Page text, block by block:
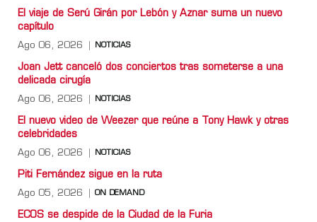
El viaje de Serú Girán por Lebón y Aznar suma un nuevo
capítulo
Ago 06, 2026 NOTICIAS
Joan Jett canceló dos conciertos tras someterse a una
delicada cirugía
Ago 06, 2026 NOTICIAS
El nuevo video de Weezer que reúne a Tony Hawk y otras
celebridades
Ago 06, 2026 NOTICIAS
Piti Fernández sigue en la ruta
Ago 05, 2026 ON DEMAND
ECOS se despide de la Ciudad de la Furia